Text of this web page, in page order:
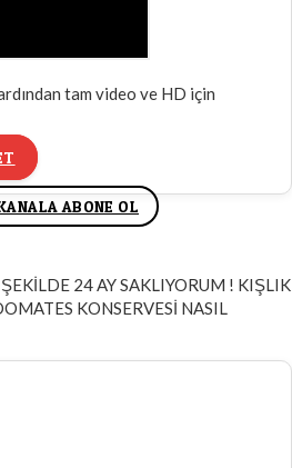
tam video ve HD için
ABONE OL
24 AY SAKLIYORUM ! KIŞLIK
KONSERVESİ NASIL